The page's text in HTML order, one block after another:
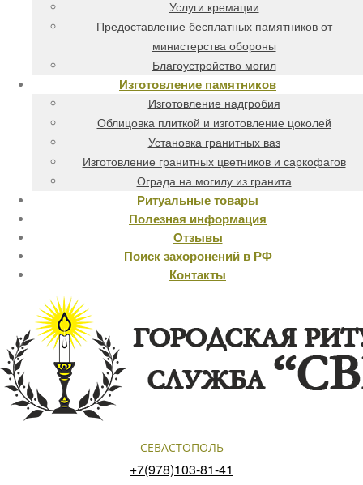
Услуги кремации
Предоставление бесплатных памятников от
министерства обороны
Благоустройство могил
Изготовление памятников
Изготовление надгробия
Облицовка плиткой и изготовление цоколей
Установка гранитных ваз
Изготовление гранитных цветников и саркофагов
Ограда на могилу из гранита
Ритуальные товары
Полезная информация
Отзывы
Поиск захоронений в РФ
Контакты
СЕВАСТОПОЛЬ
+7(978)103-81-41